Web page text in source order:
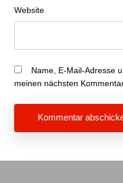
Website
Name, E-Mail-Adresse
meinen nächsten